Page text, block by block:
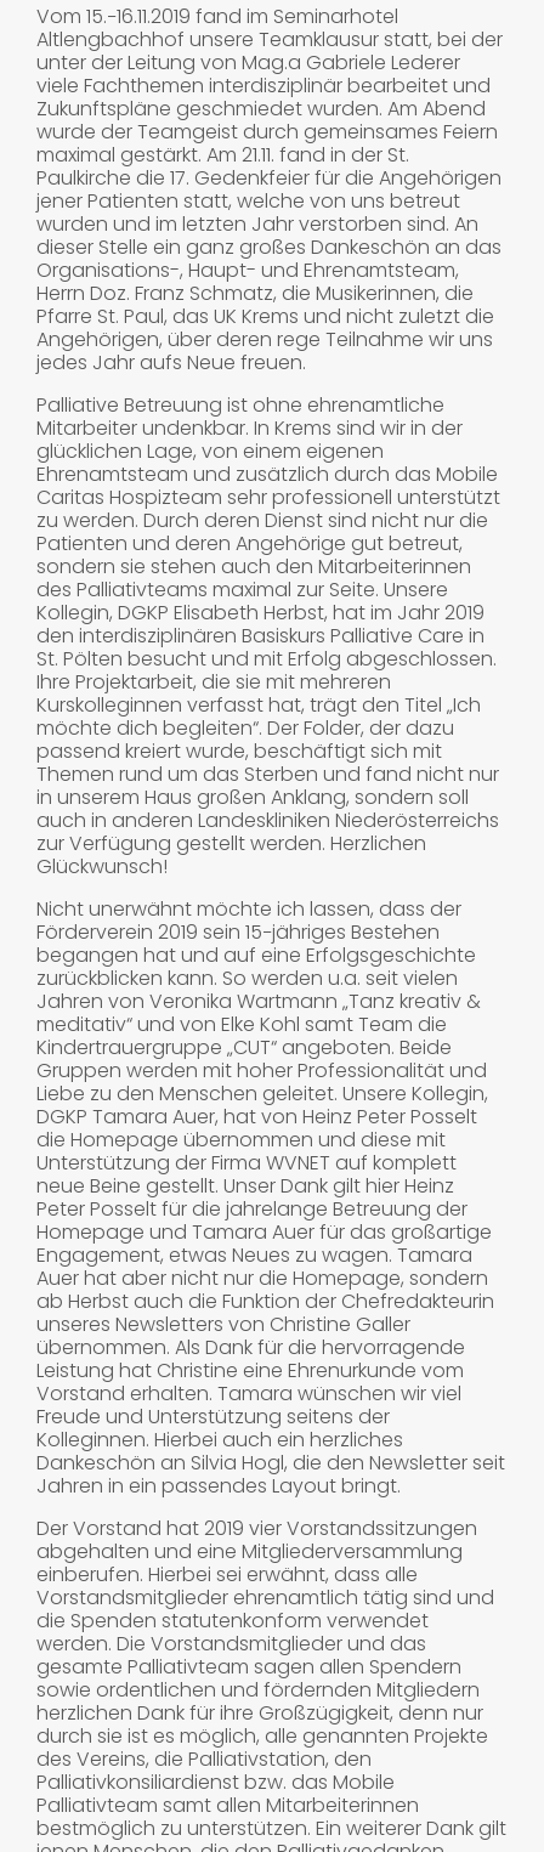
Vom 15.−16.11.2019 fand im Seminarhotel
Altlengbachhof unsere Teamklausur statt, bei der
unter der Leitung von Mag.a Gabriele Lederer
viele Fachthemen interdisziplinär bearbeitet und
Zukunftspläne geschmiedet wurden. Am Abend
wurde der Teamgeist durch gemeinsames Feiern
maximal gestärkt. Am 21.11. fand in der St.
Paulkirche die 17. Gedenkfeier für die Angehörigen
jener Patienten statt, welche von uns betreut
wurden und im letzten Jahr verstorben sind. An
dieser Stelle ein ganz großes Dankeschön an das
Organisations-, Haupt- und Ehrenamtsteam,
Herrn Doz. Franz Schmatz, die Musikerinnen, die
Pfarre St. Paul, das UK Krems und nicht zuletzt die
Angehörigen, über deren rege Teilnahme wir uns
jedes Jahr aufs Neue freuen.
Palliative Betreuung ist ohne ehrenamtliche
Mitarbeiter undenkbar. In Krems sind wir in der
glücklichen Lage, von einem eigenen
Ehrenamtsteam und zusätzlich durch das Mobile
Caritas Hospizteam sehr professionell unterstützt
zu werden. Durch deren Dienst sind nicht nur die
Patienten und deren Angehörige gut betreut,
sondern sie stehen auch den Mitarbeiterinnen
des Palliativteams maximal zur Seite. Unsere
Kollegin, DGKP Elisabeth Herbst, hat im Jahr 2019
den interdisziplinären Basiskurs Palliative Care in
St. Pölten besucht und mit Erfolg abgeschlossen.
Ihre Projektarbeit, die sie mit mehreren
Kurskolleginnen verfasst hat, trägt den Titel „Ich
möchte dich begleiten“. Der Folder, der dazu
passend kreiert wurde, beschäftigt sich mit
Themen rund um das Sterben und fand nicht nur
in unserem Haus großen Anklang, sondern soll
auch in anderen Landeskliniken Niederösterreichs
zur Verfügung gestellt werden. Herzlichen
Glückwunsch!
Nicht unerwähnt möchte ich lassen, dass der
Förderverein 2019 sein 15−jähriges Bestehen
begangen hat und auf eine Erfolgsgeschichte
zurückblicken kann. So werden u.a. seit vielen
Jahren von Veronika Wartmann „Tanz kreativ &
meditativ“ und von Elke Kohl samt Team die
Kindertrauergruppe „CUT“ angeboten. Beide
Gruppen werden mit hoher Professionalität und
Liebe zu den Menschen geleitet. Unsere Kollegin,
DGKP Tamara Auer, hat von Heinz Peter Posselt
die Homepage übernommen und diese mit
Unterstützung der Firma WVNET auf komplett
neue Beine gestellt. Unser Dank gilt hier Heinz
Peter Posselt für die jahrelange Betreuung der
Homepage und Tamara Auer für das großartige
Engagement, etwas Neues zu wagen. Tamara
Auer hat aber nicht nur die Homepage, sondern
ab Herbst auch die Funktion der Chefredakteurin
unseres Newsletters von Christine Galler
übernommen. Als Dank für die hervorragende
Leistung hat Christine eine Ehrenurkunde vom
Vorstand erhalten. Tamara wünschen wir viel
Freude und Unterstützung seitens der
Kolleginnen. Hierbei auch ein herzliches
Dankeschön an Silvia Hogl, die den Newsletter seit
Jahren in ein passendes Layout bringt.
Der Vorstand hat 2019 vier Vorstandssitzungen
abgehalten und eine Mitgliederversammlung
einberufen. Hierbei sei erwähnt, dass alle
Vorstandsmitglieder ehrenamtlich tätig sind und
die Spenden statutenkonform verwendet
werden. Die Vorstandsmitglieder und das
gesamte Palliativteam sagen allen Spendern
sowie ordentlichen und fördernden Mitgliedern
herzlichen Dank für ihre Großzügigkeit, denn nur
durch sie ist es möglich, alle genannten Projekte
des Vereins, die Palliativstation, den
Palliativkonsiliardienst bzw. das Mobile
Palliativteam samt allen Mitarbeiterinnen
bestmöglich zu unterstützen. Ein weiterer Dank gilt